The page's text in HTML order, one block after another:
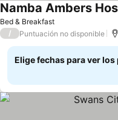
Bed & Breakfast
Namba Ambers
/ Puntuación no disponible
Elige fechas para ver